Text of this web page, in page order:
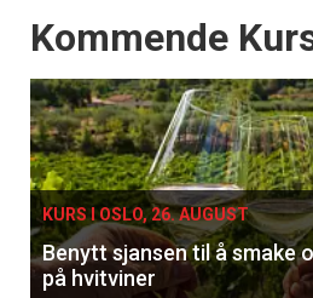
Events
Kommende
KURS I OSLO, 26. AUGUST
Benytt sjansen til å smake
på hvitviner